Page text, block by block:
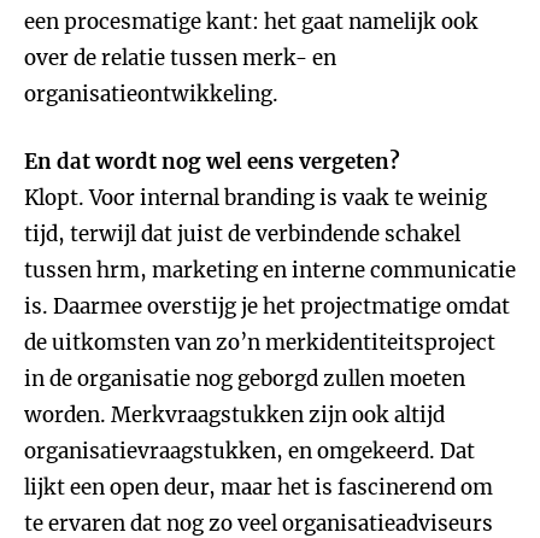
een procesmatige kant: het gaat namelijk ook
over de relatie tussen merk- en
organisatieontwikkeling.
En dat wordt nog wel eens vergeten?
Klopt. Voor internal branding is vaak te weinig
tijd, terwijl dat juist de verbindende schakel
tussen hrm, marketing en interne communicatie
is. Daarmee overstijg je het projectmatige omdat
de uitkomsten van zo’n merkidentiteitsproject
in de organisatie nog geborgd zullen moeten
worden. Merkvraagstukken zijn ook altijd
organisatievraagstukken, en omgekeerd. Dat
lijkt een open deur, maar het is fascinerend om
te ervaren dat nog zo veel organisatieadviseurs